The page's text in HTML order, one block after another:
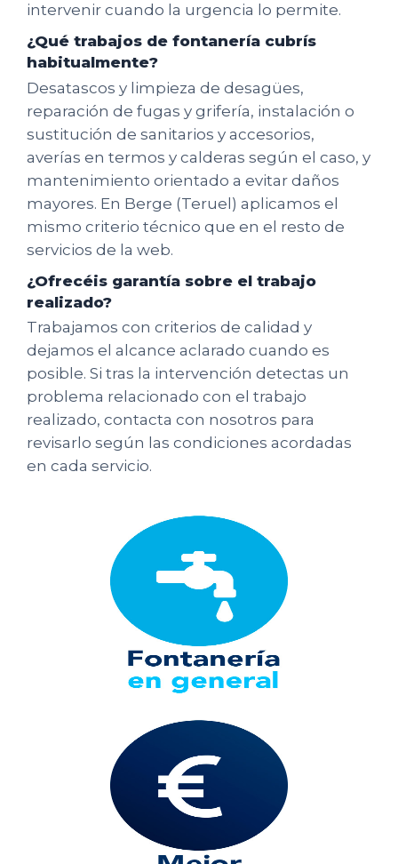
intervenir cuando la urgencia lo permite.
¿Qué trabajos de fontanería cubrís
habitualmente?
Desatascos y limpieza de desagües,
reparación de fugas y grifería, instalación o
sustitución de sanitarios y accesorios,
averías en termos y calderas según el caso, y
mantenimiento orientado a evitar daños
mayores. En Berge (Teruel) aplicamos el
mismo criterio técnico que en el resto de
servicios de la web.
¿Ofrecéis garantía sobre el trabajo
realizado?
Trabajamos con criterios de calidad y
dejamos el alcance aclarado cuando es
posible. Si tras la intervención detectas un
problema relacionado con el trabajo
realizado, contacta con nosotros para
revisarlo según las condiciones acordadas
en cada servicio.